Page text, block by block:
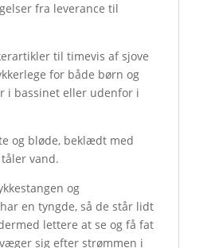
fra leverance til
til timevis af sjove
for både børn og
i bassinet eller udenfor i
og bløde, beklædt med
vand.
og
en tyngde, så de står lidt
lettere at se og få fat
sig efter strømmen i